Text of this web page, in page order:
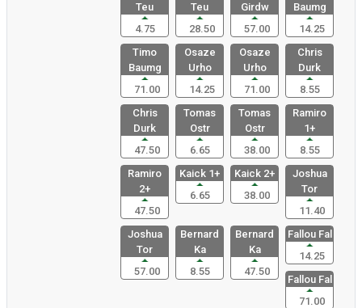
Teu
4.75
Teu
28.50
Girdw
57.00
Baumg
14.25
Timo
Baumg
71.00
Osaze
Urho
14.25
Osaze
Urho
71.00
Chris
Durk
8.55
Chris
Durk
47.50
Tomas
Ostr
6.65
Tomas
Ostr
38.00
Ramiro
1+
8.55
Ramiro
2+
47.50
Kaick 1+
6.65
Kaick 2+
38.00
Joshua
Tor
11.40
Joshua
Tor
57.00
Bernard
Ka
8.55
Bernard
Ka
47.50
Fallou Fal
14.25
Fallou Fal
71.00